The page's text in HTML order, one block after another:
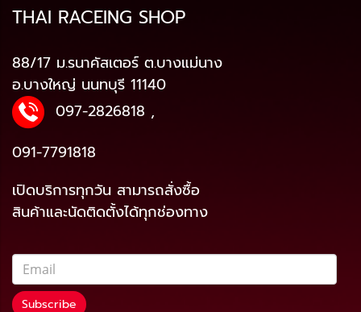
THAI RACEING SHOP
88/17 ม.รนาคัสเตอร์ ต.บางแม่นาง
อ.บางใหญ่ นนทบุรี 11140
097-2826818 ,
091-7791818
เปิดบริการทุกวัน สามารถสั่งซื้อ
สินค้าและนัดติดตั้งได้ทุกช่องทาง
Subscribe